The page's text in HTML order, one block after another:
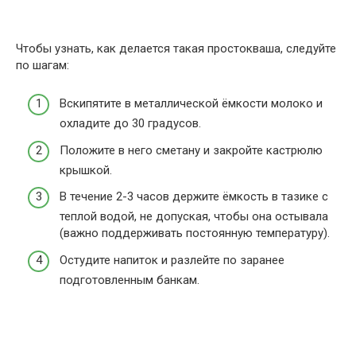
Чтобы узнать, как делается такая простокваша, следуйте
по шагам:
Вскипятите в металлической ёмкости молоко и
охладите до 30 градусов.
Положите в него сметану и закройте кастрюлю
крышкой.
В течение 2-3 часов держите ёмкость в тазике с
теплой водой, не допуская, чтобы она остывала
(важно поддерживать постоянную температуру).
Остудите напиток и разлейте по заранее
подготовленным банкам.